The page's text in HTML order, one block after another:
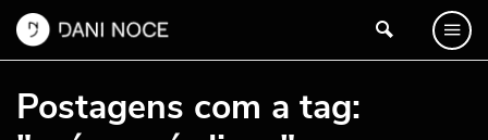
Postagens com a tag: